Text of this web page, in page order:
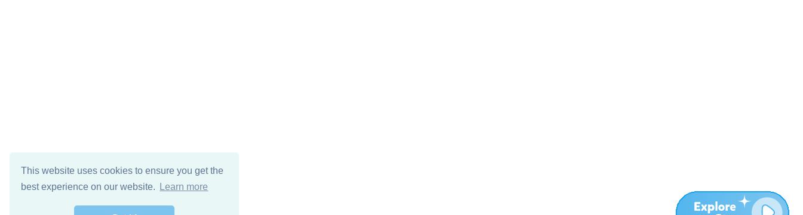
This website uses cookies to ensure you get the
best experience on our website.
Learn more